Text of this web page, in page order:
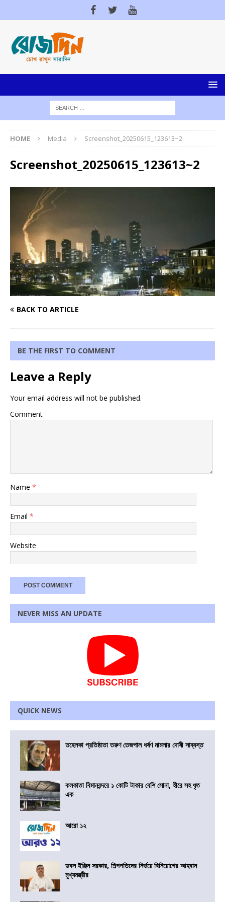
HOME Media Screenshot_20250615_123613~2
Screenshot_20250615_123613~2
BACK TO ARTICLE
BE THE FIRST TO COMMENT
Leave a Reply
Your email address will not be published.
Comment
Name *
Email *
Website
NEVER MISS AN UPDATE
QUICK NEWS
তহেলকা প্রতিষ্ঠাতা তরুণ তেজপাল ধর্ষণ মামলার দোষী সাব্যস্ত
কলকাতা বিমানবন্দরে ১ কোটি টাকার বেশি সোনা, হীরে সহ ধৃত
এক
আরো ১২
ডবল ইঞ্জিন সরকার, শিল্পপতিদের নির্ভয়ে বিনিয়োগের আহবান
মুখ্যমন্ত্রীর